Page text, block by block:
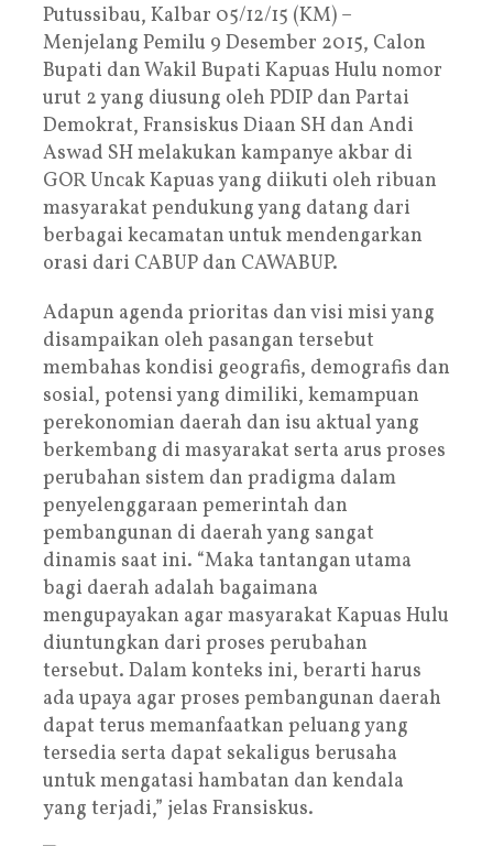
Putussibau, Kalbar 05/12/15 (KM) –
Menjelang Pemilu 9 Desember 2015, Calon
Bupati dan Wakil Bupati Kapuas Hulu nomor
urut 2 yang diusung oleh PDIP dan Partai
Demokrat, Fransiskus Diaan SH dan Andi
Aswad SH melakukan kampanye akbar di
GOR Uncak Kapuas yang diikuti oleh ribuan
masyarakat pendukung yang datang dari
berbagai kecamatan untuk mendengarkan
orasi dari CABUP dan CAWABUP.
Adapun agenda prioritas dan visi misi yang
disampaikan oleh pasangan tersebut
membahas kondisi geografis, demografis dan
sosial, potensi yang dimiliki, kemampuan
perekonomian daerah dan isu aktual yang
berkembang di masyarakat serta arus proses
perubahan sistem dan pradigma dalam
penyelenggaraan pemerintah dan
pembangunan di daerah yang sangat
dinamis saat ini. “Maka tantangan utama
bagi daerah adalah bagaimana
mengupayakan agar masyarakat Kapuas Hulu
diuntungkan dari proses perubahan
tersebut. Dalam konteks ini, berarti harus
ada upaya agar proses pembangunan daerah
dapat terus memanfaatkan peluang yang
tersedia serta dapat sekaligus berusaha
untuk mengatasi hambatan dan kendala
yang terjadi,” jelas Fransiskus.